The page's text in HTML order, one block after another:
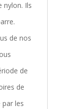
nylon. Ils
de nos
de
de
les